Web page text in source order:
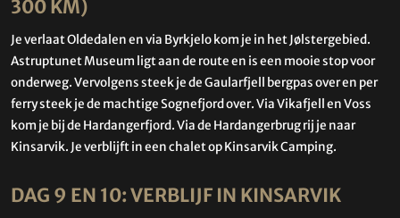
300 KM)
Je verlaat Oldedalen en via Byrkjelo kom je in het Jølstergebied.
Astruptunet Museum ligt aan de route en is een mooie stop voor
onderweg. Vervolgens steek je de Gaularfjell bergpas over en per
ferry steek je de machtige Sognefjord over. Via Vikafjell en Voss
kom je bij de Hardangerfjord. Via de Hardangerbrug rij je naar
Kinsarvik. Je verblijft in een chalet op Kinsarvik Camping.
DAG 9 EN 10: VERBLIJF IN KINSARVIK